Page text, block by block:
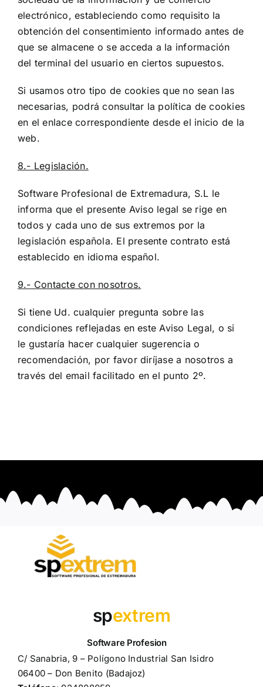
electrónico, estableciendo como requisito la
obtención del consentimiento informado antes de
que se almacene o se acceda a la información
del terminal del usuario en ciertos supuestos.
Si usamos otro tipo de cookies que no sean las
necesarias, podrá consultar la política de cookies
en el enlace correspondiente desde el inicio de la
web.
8.- Legislación.
Software Profesional de Extremadura, S.L le
informa que el presente Aviso legal se rige en
todos y cada uno de sus extremos por la
legislación española. El presente contrato está
establecido en idioma español.
9.- Contacte con nosotros.
Si tiene Ud. cualquier pregunta sobre las
condiciones reflejadas en este Aviso Legal, o si
le gustaría hacer cualquier sugerencia o
recomendación, por favor diríjase a nosotros a
través del email facilitado en el punto 2º.
spextrem
C/ Sanabria, 9 – Polígono Industrial San Isidro
06400 – Don Benito (Badajoz)